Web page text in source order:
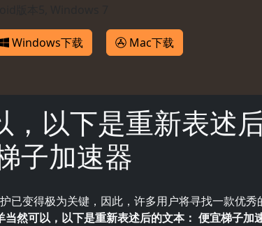
Windows下载 Mac下载
，以下是重新表述
子加速器
已变得极为关键，因此，许多用户将寻找一款优秀
当然可以，以下是重新表述后的文本： 便宜梯子加